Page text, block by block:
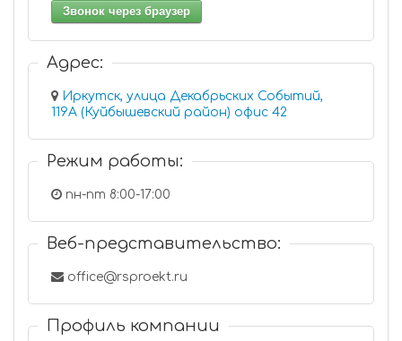
Звонок через браузер
Адрес:
Иркутск, улица Декабрьских Событий,
119А (Куйбышевский район) офис 42
Режим работы:
пн-пт 8:00-17:00
Веб-представительство:
office@rsproekt.ru
Профиль компании